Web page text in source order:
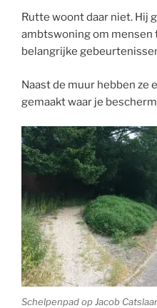
Rutte woont daar niet. Hij
ambtswoning om mensen
belangrijke
Naast de muur hebben ze
gemaakt waar je
Schelpenpad op Jacob